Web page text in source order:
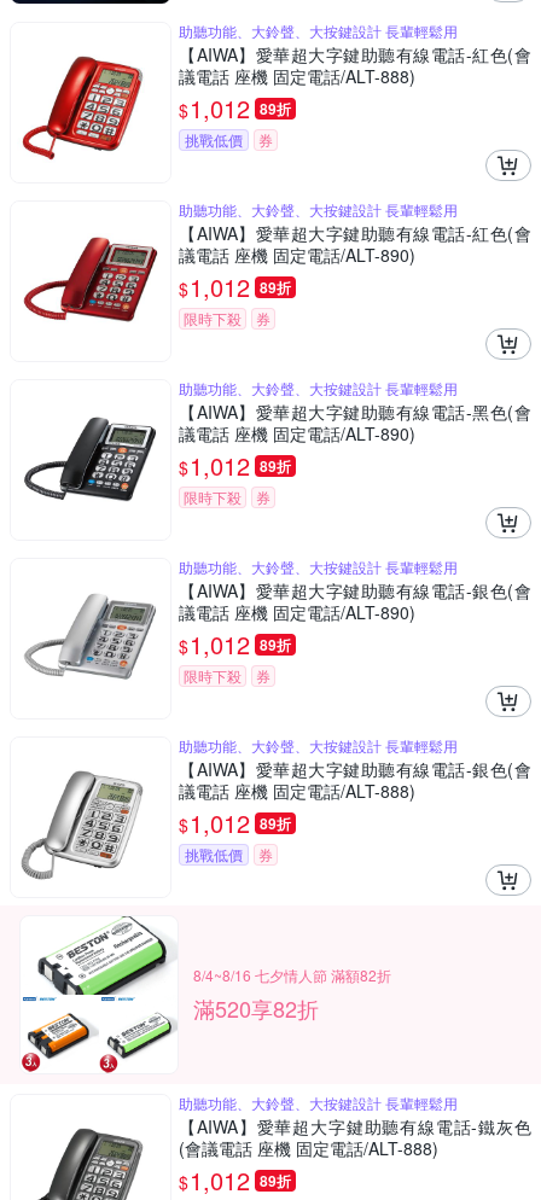
助聽功能、大鈴聲、大按鍵設計 長輩輕鬆用
【AIWA】愛華超大字鍵助聽有線電話-紅色(會
議電話 座機 固定電話/ALT-888)
$1,012 89折
挑戰低價 券
助聽功能、大鈴聲、大按鍵設計 長輩輕鬆用
【AIWA】愛華超大字鍵助聽有線電話-紅色(會
議電話 座機 固定電話/ALT-890)
$1,012 89折
限時下殺 券
助聽功能、大鈴聲、大按鍵設計 長輩輕鬆用
【AIWA】愛華超大字鍵助聽有線電話-黑色(會
議電話 座機 固定電話/ALT-890)
$1,012 89折
限時下殺 券
助聽功能、大鈴聲、大按鍵設計 長輩輕鬆用
【AIWA】愛華超大字鍵助聽有線電話-銀色(會
議電話 座機 固定電話/ALT-890)
$1,012 89折
限時下殺 券
助聽功能、大鈴聲、大按鍵設計 長輩輕鬆用
【AIWA】愛華超大字鍵助聽有線電話-銀色(會
議電話 座機 固定電話/ALT-888)
$1,012 89折
挑戰低價 券
8/4~8/16 七夕情人節 滿額82折
滿520享82折
助聽功能、大鈴聲、大按鍵設計 長輩輕鬆用
【AIWA】愛華超大字鍵助聽有線電話-鐵灰色
(會議電話 座機 固定電話/ALT-888)
$1,012 89折